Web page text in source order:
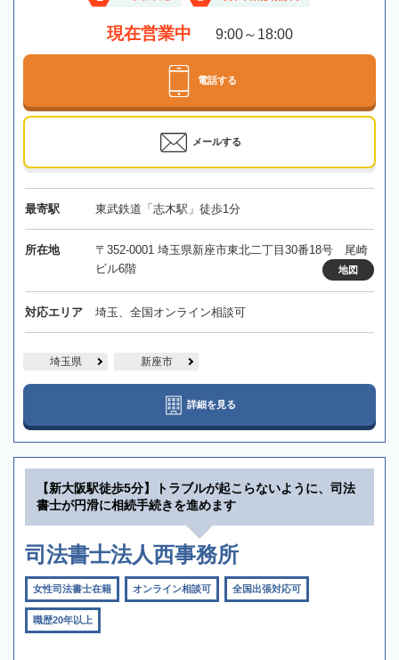
現在営業中 9:00～18:00
電話する
メールする
最寄駅 東武鉄道「志木駅」徒歩1分
所在地
〒352-0001 埼玉県新座市東北二丁目30番18号 尾崎
ビル6階
地図
対応エリア 埼玉、全国オンライン相談可
埼玉県 新座市
詳細を見る
【新大阪駅徒歩5分】トラブルが起こらないように、司法
書士が円滑に相続手続きを進めます
司法書士法人西事務所
女性司法書士在籍 オンライン相談可 全国出張対応可
職歴20年以上